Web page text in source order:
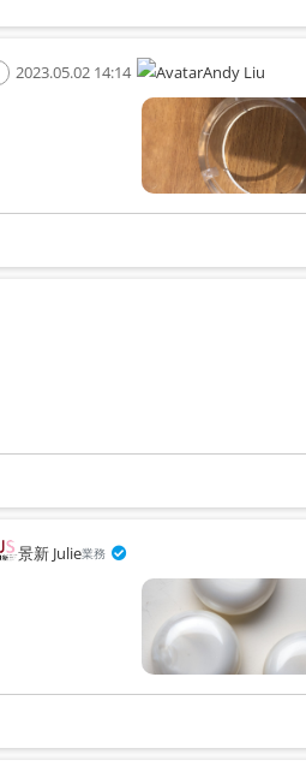
2023.05.02 14:14 Andy Liu
景新 Julie業務